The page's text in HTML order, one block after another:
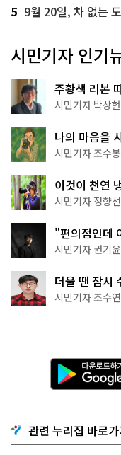
5 9월 20일, 차 없는 도심
시민기자 인기
주황색 리본
서울둘레길 15
시민기자 박상현
나의 마음을
상작 공개!
시민기자 조수봉
이것이 천연
나볼까
시민기자 정향선
"편의점인데
한 편의점의 정
시민기자 권기윤
더울 땐 잠시
·무더위쉼터까
시민기자 조수연
다
운
로
기
G
o
관련 누리집 바로가